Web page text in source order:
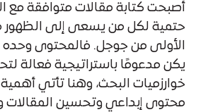
أصبحت كتابة مقالات متوافقة مع
حتمية لكل من يسعى إلى
الأولى من جوجل. فالمحتوى وحده
يكن مدعومًا باستراتيجية فعالة
خوارزميات البحث، وهنا تأتي
محتوى إبداعي وتحسين المقالات